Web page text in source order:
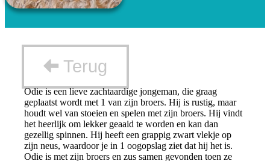
Terug
Odie is een lieve zachtaardige jongeman, die graag
geplaatst wordt met 1 van zijn broers. Hij is rustig, maar
houdt wel van stoeien en spelen met zijn broers. Hij vindt
het heerlijk om lekker geaaid te worden en kan dan
gezellig spinnen. Hij heeft een grappig zwart vlekje op
zijn neus, waardoor je in 1 oogopslag ziet dat hij het is.
Odie is met zijn broers en zus samen gevonden toen ze